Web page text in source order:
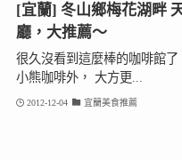
[宜蘭] 冬山鄉梅花湖畔
廳，大推薦～
很久沒看到這麼棒的咖啡館
小熊咖啡外， 大方更...
2012-12-04 宜蘭美食推薦